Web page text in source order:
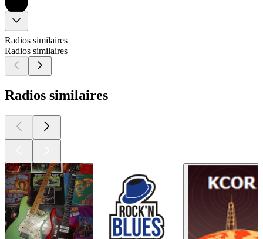
Radios similaires
Radios similaires
Radios similaires